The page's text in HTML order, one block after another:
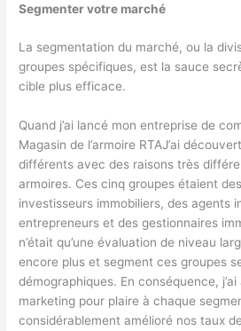
Segmenter votre marché
La segmentation du marché, ou la
groupes spécifiques, est la sauce
cible plus efficace.
Quand j’ai lancé mon entreprise de
Magasin de l’armoire RTAJ’ai
différents avec des raisons très
armoires. Ces cinq groupes étaient
investisseurs immobiliers, des agents
entrepreneurs et des gestionnaires
n’était qu’une évaluation de niveau
encore plus et segment ces groupes
démographiques. En conséquence,
marketing pour plaire à chaque
considérablement amélioré nos taux